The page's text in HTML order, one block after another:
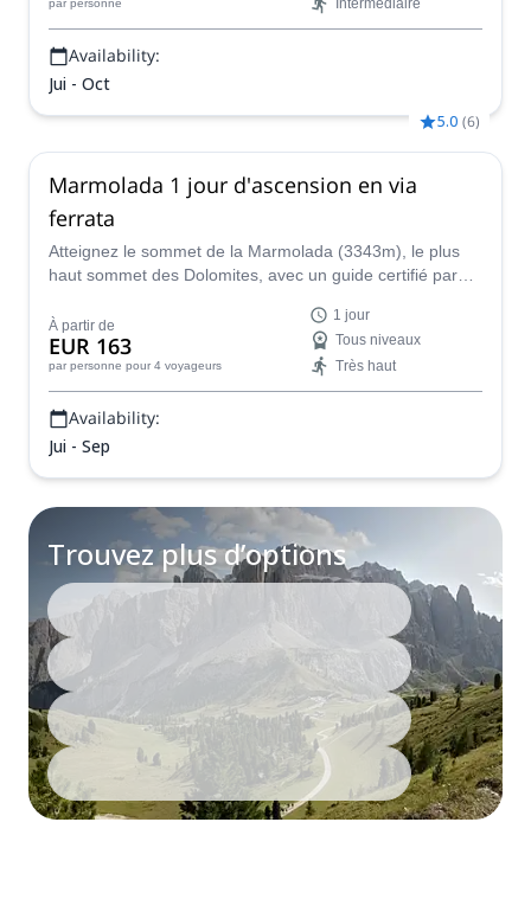
par personne Intermédiaire
Availability:
Jui - Oct
5.0 (6)
Marmolada 1 jour d'ascension en via
ferrata
Atteignez le sommet de la Marmolada (3343m), le plus
haut sommet des Dolomites, avec un guide certifié par
sommet !
À partir de
EUR 163
par personne pour 4 voyageurs
1 jour
Tous niveaux
Très haut
Availability:
Jui - Sep
Trouvez plus d’options